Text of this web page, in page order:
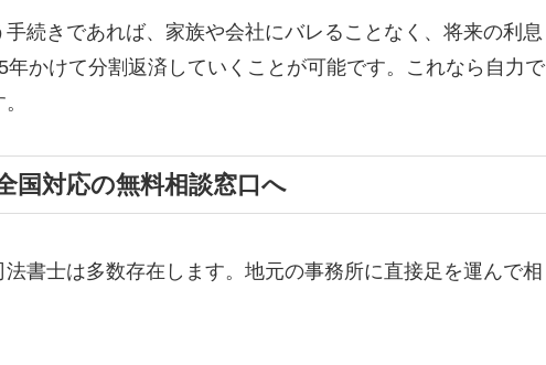
続きであれば、家族や会社にバレることなく、将来の利息
かけて分割返済していくことが可能です。これなら自力で
国対応の無料相談窓口へ
書士は多数存在します。地元の事務所に直接足を運んで相